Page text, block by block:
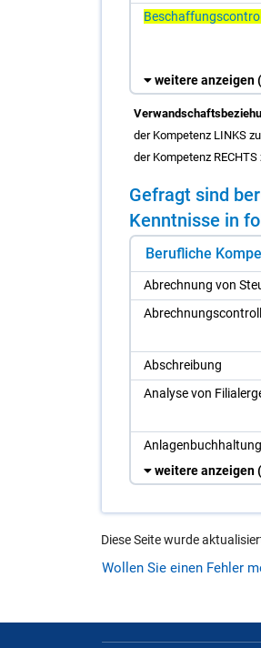
weitere anzeigen
der Kompetenz LINKS
der Kompetenz
Ge­fragt sind
Kennt­nis­se in
Berufliche
Ab­rech­nung von
Ab­schrei­bung
Ana­ly­se von
An­la­gen­buch­hal­tung
weitere anzeigen
Diese Seite wurde
Wollen Sie einen Fehler